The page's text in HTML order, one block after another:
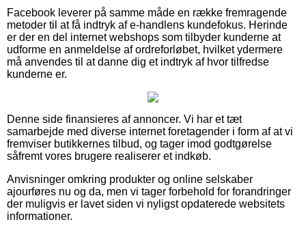
Facebook leverer på samme måde en række fremragende
metoder til at få indtryk af e-handlens kundefokus. Herinde
er der en del internet webshops som tilbyder kunderne at
udforme en anmeldelse af ordreforløbet, hvilket ydermere
må anvendes til at danne dig et indtryk af hvor tilfredse
kunderne er.
Denne side finansieres af annoncer. Vi har et tæt
samarbejde med diverse internet foretagender i form af at vi
fremviser butikkernes tilbud, og tager imod godtgørelse
såfremt vores brugere realiserer et indkøb.
Anvisninger omkring produkter og online selskaber
ajourføres nu og da, men vi tager forbehold for forandringer
der muligvis er lavet siden vi nyligst opdaterede websitets
informationer.